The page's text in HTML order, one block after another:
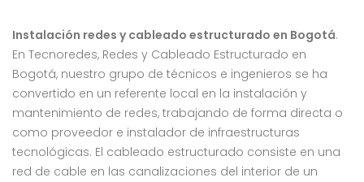
Instalación redes y cableado estructurado en Bogotá.
En Tecnoredes, Redes y Cableado Estructurado en
Bogotá, nuestro grupo de técnicos e ingenieros se ha
convertido en un referente local en la instalación y
mantenimiento de redes, trabajando de forma directa o
como proveedor e instalador de infraestructuras
tecnológicas. El cableado estructurado consiste en una
red de cable en las canalizaciones del interior de un